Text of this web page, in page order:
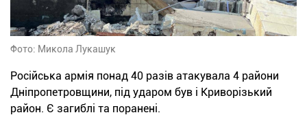
Фото: Микола Лукашук
Російська армія понад 40 разів атакувала 4 райони
Дніпропетровщини, під ударом був і Криворізький
район. Є загиблі та поранені.